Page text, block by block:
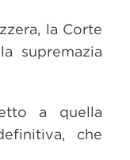
la Corte
supremazia
a quella
che